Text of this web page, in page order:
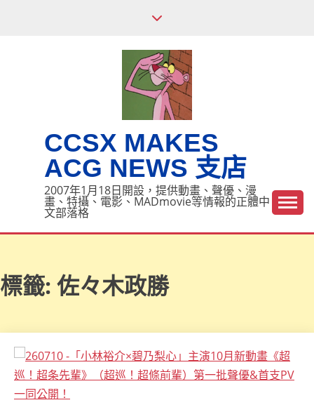
CCSX MAKES
ACG NEWS 支店
2007年1月18日開設，提供動畫、聲優、漫
畫、特攝、電影、MADmovie等情報的正體中
文部落格
標籤: 佐々木政勝